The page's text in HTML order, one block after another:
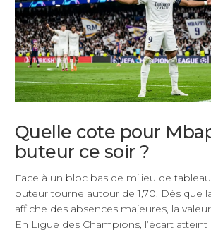
Quelle cote pour
buteur ce soir ?
Face à un bloc bas de milieu de
buteur tourne autour de 1,70. Dès que
affiche des absences majeures, la
En Ligue des Champions, l’écart atteint